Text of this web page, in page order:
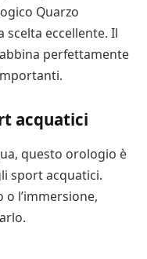
Quarzo
scelta eccellente. Il
perfettamente
acquatici
questo orologio è
sport acquatici.
l’immersione,